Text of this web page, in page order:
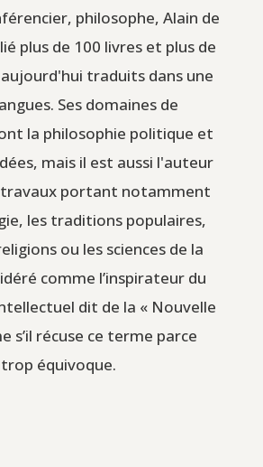
philosophe, Alain de
plus de 100 livres et plus de
traduits dans une
Ses domaines de
la philosophie politique et
mais il est aussi l'auteur
portant notamment
les traditions populaires,
ou les sciences de la
comme l’inspirateur du
dit de la « Nouvelle
s’il récuse ce terme parce
équivoque.